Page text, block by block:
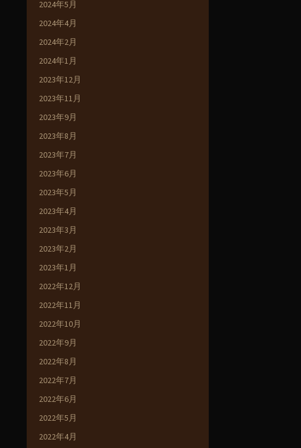
2024年5月
2024年4月
2024年2月
2024年1月
2023年12月
2023年11月
2023年9月
2023年8月
2023年7月
2023年6月
2023年5月
2023年4月
2023年3月
2023年2月
2023年1月
2022年12月
2022年11月
2022年10月
2022年9月
2022年8月
2022年7月
2022年6月
2022年5月
2022年4月